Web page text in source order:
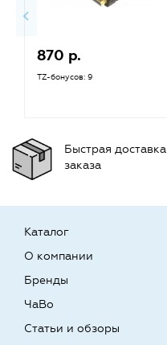
870 р.
TZ-бонусов: 9
Быстрая доставка
заказа
Каталог
О компании
Бренды
ЧаВо
Статьи и обзоры